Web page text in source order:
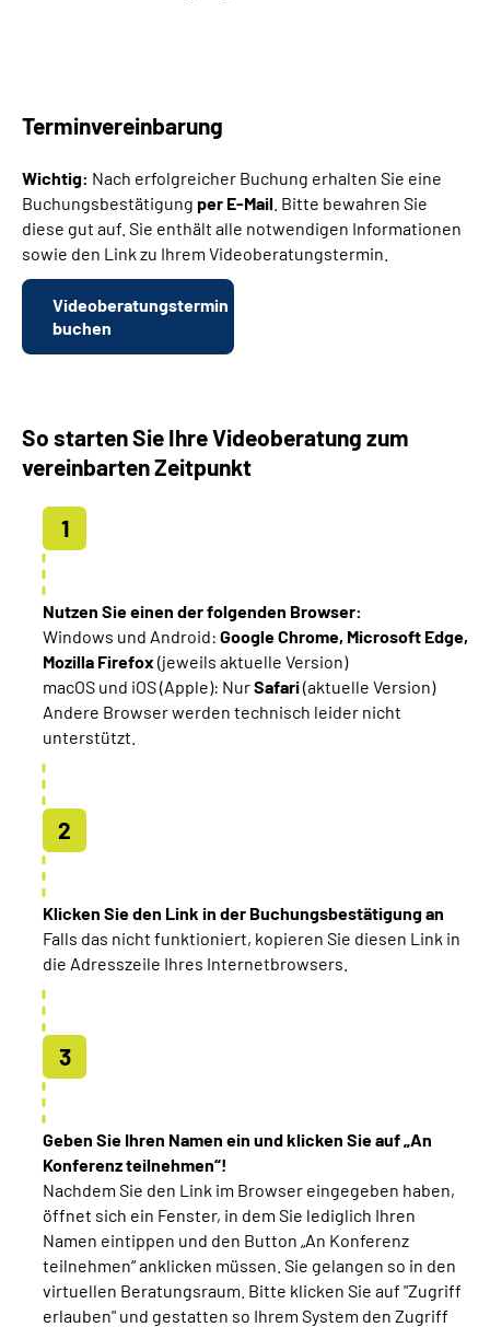
Terminvereinbarung
Wichtig: Nach erfolgreicher Buchung erhalten Sie eine
Buchungsbestätigung per E-Mail . Bitte bewahren Sie
diese gut auf. Sie enthält alle notwendigen Informationen
sowie den Link zu Ihrem Videoberatungstermin.
Videoberatungstermin
buchen
So starten Sie Ihre Videoberatung zum
vereinbarten Zeitpunkt
Nutzen Sie einen der folgenden Browser:
Windows und Android: Google Chrome, Microsoft Edge,
Mozilla Firefox (jeweils aktuelle Version)
macOS und iOS (Apple): NurSafari(aktuelle Version)
Andere Browser werden technisch leider nicht
unterstützt
Klicken Sie den Link in der Buchungsbestätigung an
Falls das nicht funktioniert, kopieren Sie diesen Link in
die Adresszeile Ihres Internetbrowsers.
Geben Sie Ihren Namen ein und klicken Sie auf „An
Konferenz teilnehmen“!
Nachdem Sie den Link im Browser eingegeben haben,
öffnet sich ein Fenster, in dem Sie lediglich Ihren
Namen eintippen und den Button „An Konferenz
teilnehmen“ anklicken müssen. Sie gelangen so in den
virtuellen Beratungsraum. Bitte klicken Sie auf "Zugriff
erlauben" und gestatten so Ihrem System den Zugriff